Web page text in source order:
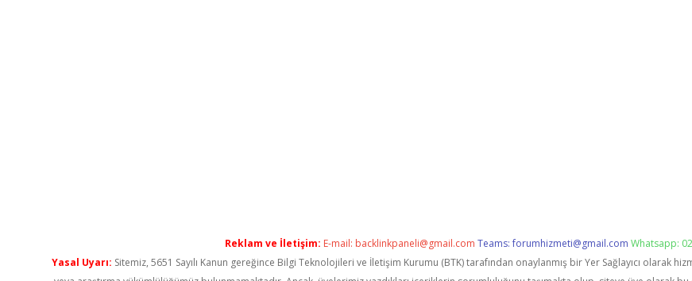
Reklam ve İletişim: E-mail: backlinkpaneli@gmail.com Teams:forumhizmeti@gmail.com Whatsapp:
Yasal Uyarı: Sitemiz, 5651 Sayılı Kanun gereğince Bilgi Teknolojileri ve İletişim Kurumu (BTK) tarafından onaylanmış bir Yer Sağlayıcı